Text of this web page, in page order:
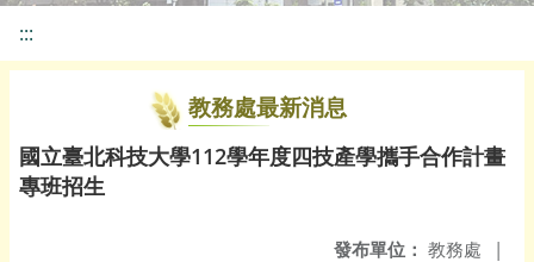
:::
教務處最新消息
國立臺北科技大學112學年度四技產學攜手合作計畫
專班招生
發布單位： 教務處 |